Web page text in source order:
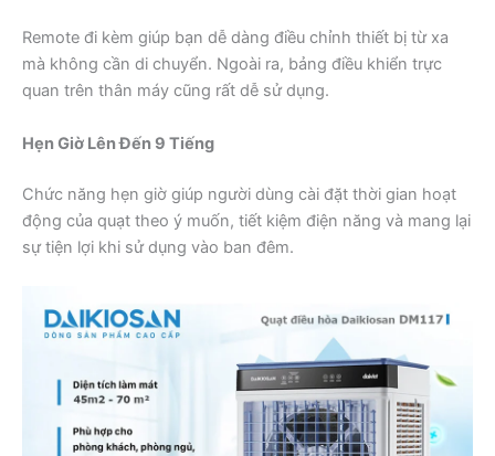
Remote đi kèm giúp bạn dễ dàng điều chỉnh thiết bị từ xa
mà không cần di chuyển. Ngoài ra, bảng điều khiển trực
quan trên thân máy cũng rất dễ sử dụng.
Hẹn Giờ Lên Đến 9 Tiếng
Chức năng hẹn giờ giúp người dùng cài đặt thời gian hoạt
động của quạt theo ý muốn, tiết kiệm điện năng và mang lại
sự tiện lợi khi sử dụng vào ban đêm.